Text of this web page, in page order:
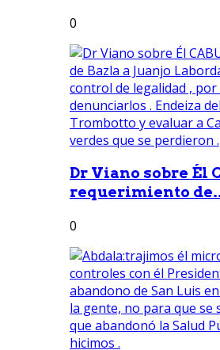
0
Dr Viano sobre Él
requerimiento
0